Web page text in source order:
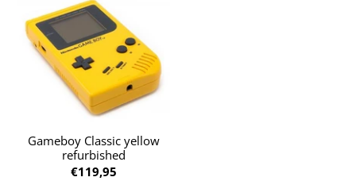
Gameboy Classic yellow
refurbished
€119,95